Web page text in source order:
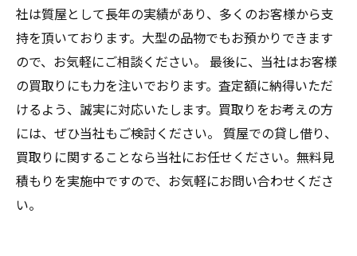
社は質屋として長年の実績があり、多くのお客様から支
持を頂いております。大型の品物でもお預かりできます
ので、お気軽にご相談ください。 最後に、当社はお客様
の買取りにも力を注いでおります。査定額に納得いただ
けるよう、誠実に対応いたします。買取りをお考えの方
には、ぜひ当社もご検討ください。 質屋での貸し借り、
買取りに関することなら当社にお任せください。無料見
積もりを実施中ですので、お気軽にお問い合わせくださ
い。